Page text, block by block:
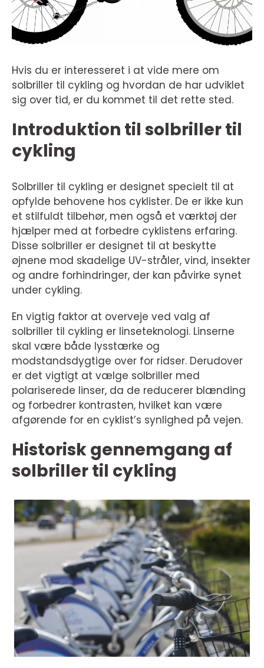
Hvis du er interesseret i at vide mere om
solbriller til cykling og hvordan de har udviklet
sig over tid, er du kommet til det rette sted.
Introduktion til solbriller til
cykling
Solbriller til cykling er designet specielt til at
opfylde behovene hos cyklister. De er ikke kun
et stilfuldt tilbehør, men også et værktøj der
hjælper med at forbedre cyklistens erfaring.
Disse solbriller er designet til at beskytte
øjnene mod skadelige UV-stråler, vind, insekter
og andre forhindringer, der kan påvirke synet
under cykling.
En vigtig faktor at overveje ved valg af
solbriller til cykling er linseteknologi. Linserne
skal være både lysstærke og
modstandsdygtige over for ridser. Derudover
er det vigtigt at vælge solbriller med
polariserede linser, da de reducerer blænding
og forbedrer kontrasten, hvilket kan være
afgørende for en cyklist’s synlighed på vejen.
Historisk gennemgang af
solbriller til cykling